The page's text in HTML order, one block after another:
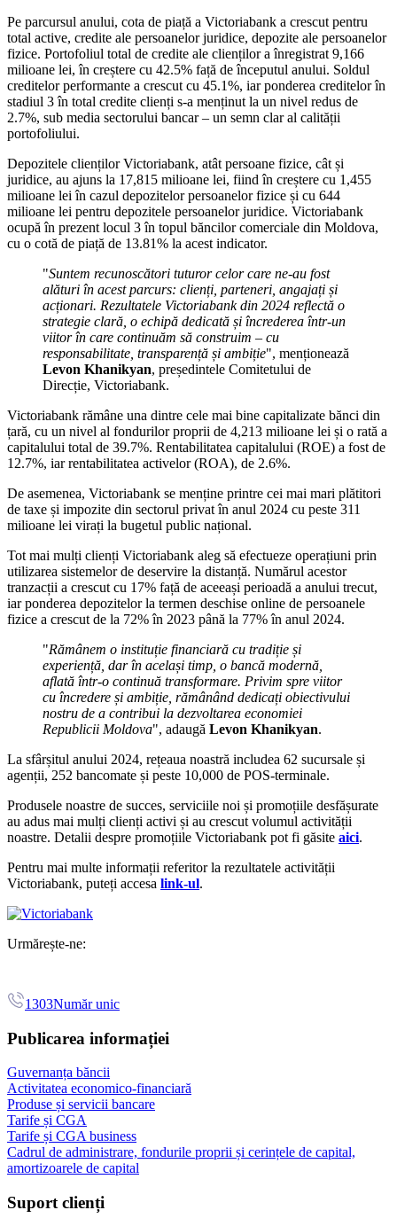
Pe parcursul anului, cota de piață a Victoriabank a crescut pentru
total active, credite ale persoanelor juridice, depozite ale persoanelor
fizice. Portofoliul total de credite ale clienților a înregistrat 9,166
milioane lei, în creștere cu 42.5% față de începutul anului. Soldul
creditelor performante a crescut cu 45.1%, iar ponderea creditelor în
stadiul 3 în total credite clienți s-a menținut la un nivel redus de
2.7%, sub media sectorului bancar – un semn clar al calității
portofoliului.
Depozitele clienților Victoriabank, atât persoane fizice, cât și
juridice, au ajuns la 17,815 milioane lei, fiind în creștere cu 1,455
milioane lei în cazul depozitelor persoanelor fizice și cu 644
milioane lei pentru depozitele persoanelor juridice. Victoriabank
ocupă în prezent locul 3 în topul băncilor comerciale din Moldova,
cu o cotă de piață de 13.81% la acest indicator.
"Suntem recunoscători tuturor celor care ne-au fost
alături în acest parcurs: clienți, parteneri, angajați și
acționari. Rezultatele Victoriabank din 2024 reflectă o
strategie clară, o echipă dedicată și încrederea într-un
viitor în care continuăm să construim – cu
responsabilitate, transparență și ambiție", menționează
Levon Khanikyan, președintele Comitetului de
Direcție, Victoriabank.
Victoriabank rămâne una dintre cele mai bine capitalizate bănci din
țară, cu un nivel al fondurilor proprii de 4,213 milioane lei și o rată a
capitalului total de 39.7%. Rentabilitatea capitalului (ROE) a fost de
12.7%, iar rentabilitatea activelor (ROA), de 2.6%.
De asemenea, Victoriabank se menține printre cei mai mari plătitori
de taxe și impozite din sectorul privat în anul 2024 cu peste 311
milioane lei virați la bugetul public național.
Tot mai mulți clienți Victoriabank aleg să efectueze operațiuni prin
utilizarea sistemelor de deservire la distanță. Numărul acestor
tranzacții a crescut cu 17% față de aceeași perioadă a anului trecut,
iar ponderea depozitelor la termen deschise online de persoanele
fizice a crescut de la 72% în 2023 până la 77% în anul 2024.
"Rămânem o instituție financiară cu tradiție și
experiență, dar în același timp, o bancă modernă,
aflată într-o continuă transformare. Privim spre viitor
cu încredere și ambiție, rămânând dedicați obiectivului
nostru de a contribui la dezvoltarea economiei
Republicii Moldova", adaugă Levon Khanikyan.
La sfârșitul anului 2024, rețeaua noastră includea 62 sucursale și
agenții, 252 bancomate și peste 10,000 de POS-terminale.
Produsele noastre de succes, serviciile noi și promoțiile desfășurate
au adus mai mulți clienți activi și au crescut volumul activității
noastre. Detalii despre promoțiile Victoriabank pot fi găsite aici.
Pentru mai multe informații referitor la rezultatele activității
Victoriabank, puteți accesa link-ul.
Urmărește-ne:
1303Număr unic
Publicarea informației
Guvernanța băncii
Activitatea economico-financiară
Produse și servicii bancare
Tarife și CGA
Tarife și CGA business
Cadrul de administrare, fondurile proprii și cerințele de capital,
amortizoarele de capital
Suport clienți